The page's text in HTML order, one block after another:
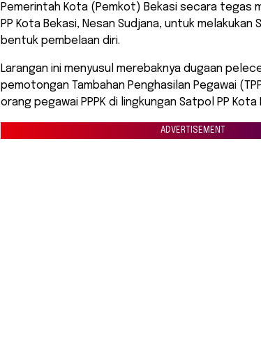
​Pemerintah Kota (Pemkot) Bekasi secara tegas
PP Kota Bekasi, Nesan Sudjana, untuk melakukan
bentuk pembelaan diri.
Larangan ini menyusul merebaknya dugaan
pemotongan Tambahan Penghasilan Pegawai
orang pegawai PPPK di lingkungan Satpol PP Kota
ADVERTISEMENT